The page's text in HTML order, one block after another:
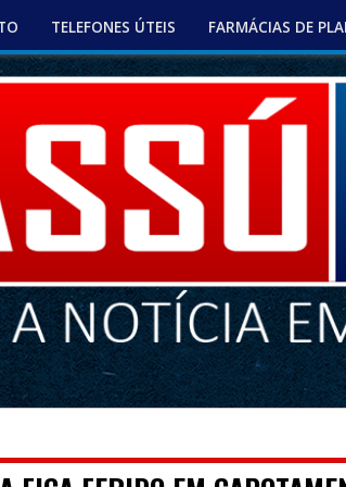
TELEFONES ÚTEIS FARMÁCIAS DE